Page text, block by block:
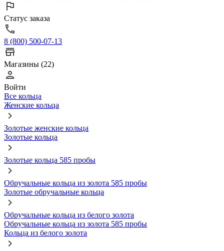
Статус заказа
8 (800) 500-07-13
Магазины (22)
Войти
Все кольца
Женские кольца
Золотые женские кольца
Золотые кольца
Золотые кольца 585 пробы
Обручальные кольца из золота 585 пробы
Золотые обручальные кольца
Обручальные кольца из белого золота
Обручальные кольца из золота 585 пробы
Кольца из белого золота